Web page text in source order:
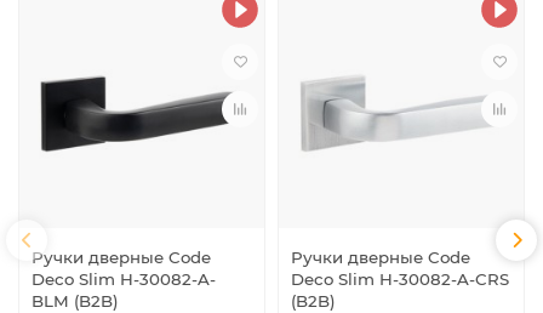
Ручки дверные Code
Deco Slim H-30082-A-
BLM (B2B)
Ручки дверные Code
Deco Slim H-30082-A-CRS
(B2B)